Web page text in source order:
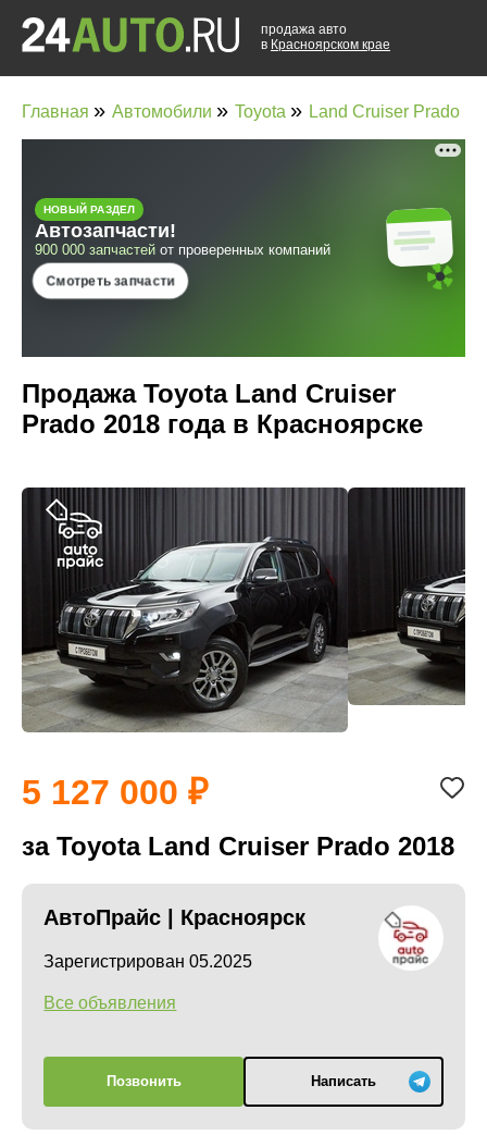
продажа авто
в Красноярском крае
Главная » Автомобили » Toyota » Land Cruiser Prado
Продажа Toyota Land Cruiser
Prado 2018 года в Красноярске
5 127 000
за Toyota Land Cruiser Prado 2018
АвтоПрайс | Красноярск
Зарегистрирован 05.2025
Все объявления
Позвонить Написать